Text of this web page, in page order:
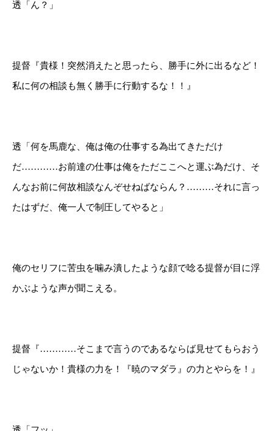
透「ん？」
提督『貴様！突然消えたと思ったら、勝手に外に出るなど！
私に何の相談も無く勝手に行動するな！！』
透「何を馬鹿な、俺は俺の仕事する為出てきただけ
だ…………お前達の仕事は俺をただここへと運ぶ為だけ、そ
んなお前に何故相談なんぞせねばならん？………それに言っ
たはずだ、俺一人で制圧してやると」
俺のセリフに苦虫を噛み潰したような顔で唸る提督が目に浮
かぶような声が聞こえる。
提督『…………そこまで言うのであるならば見せてもらおう
じゃないか！貴様の力を！『暁のマダラ』の力とやらを！』